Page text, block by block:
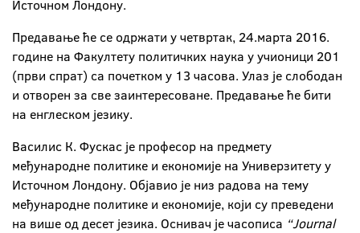
Источном Лондону.
Предавање ће се одржати у четвртак, 24.марта 2016.
године на Факултету политичких наука у учионици 201
(први спрат) са почетком у 13 часова. Улаз је слободан
и отворен за све заинтересоване. Предавање ће бити
на енглеском језику.
Василис К. Фускас је професор на предмету
међународне политике и економије на Универзитету у
Источном Лондону. Објавио је низ радова на тему
међународне политике и економије, који су преведени
на више од десет језика. Оснивач је часописа “Journal